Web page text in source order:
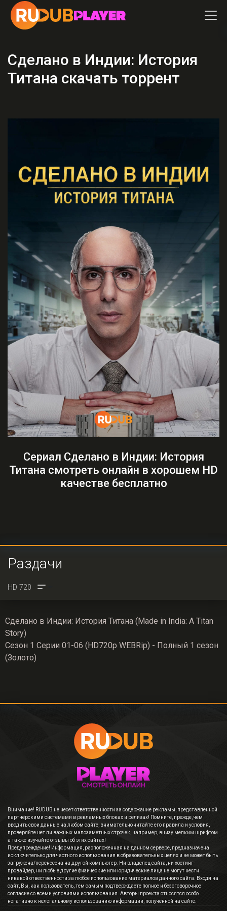
Сделано в Индии: История
Титана скачать торрент
Сериал Сделано в Индии: История
Титана смотреть онлайн в хорошем HD
качестве бесплатно
Раздачи
Сделано в Индии: История Титана (Made in India: A Titan
Story)
Сезон 1 Серии 01-06 (HD720p WEBRip) - Полный 1 сезон
(Золото)
Внимание! RUDUB не несет ответственности за содержание рекламы, представленной
партнёрскими системами в рекламных блоках и релизах! Помните, прежде, чем
вводить свои данные на любом сайте, внимательно читайте его правила и условия,
проверяйте нет ли важных малозаметных строчек, например, внизу мелким шрифтом
а также изучайте отзывы об этих сайтах!
Предупреждение! Информация, расположенная на данном сервере, предназначена
исключительно для частного использования в образовательных целях и не может быть
загружена/перенесена на другой компьютер. Ни владелец сайта, ни хостинг-
провайдер, ни любые другие физические или юридические лица не могут нести
никакой отвественности за любое использование материалов данного сайта. Входя на
сайт, Вы, как пользователь, тем самым подтверждаете полное и безоговорочное
согласие со всеми условиями использования. Авторы проекта относятся особо
негативно к нелегальному использованию информации, полученной на сайте.